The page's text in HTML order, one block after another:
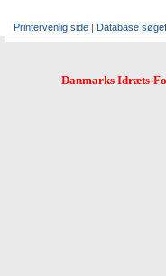
Printervenlig side | Database
Danmarks Idræts-